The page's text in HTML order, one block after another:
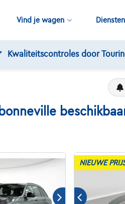
Vind je wagen
Gratis 12 maanden
NIEUWE